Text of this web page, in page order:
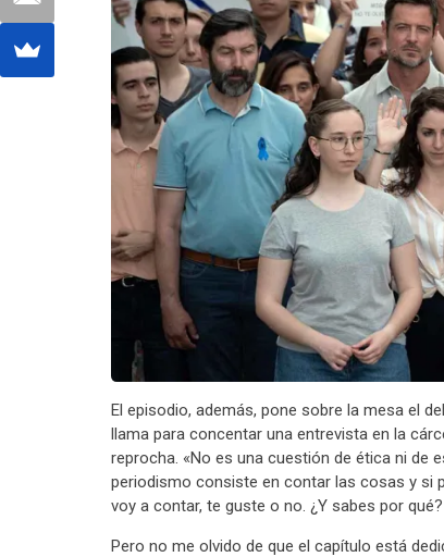
El episodio, además, pone sobre la mesa el
llama para concentar una entrevista en la
reprocha. «No es una cuestión de ética ni de
periodismo consiste en contar las cosas y si
voy a contar, te guste o no. ¿Y sabes por
Pero no me olvido de que el capítulo está